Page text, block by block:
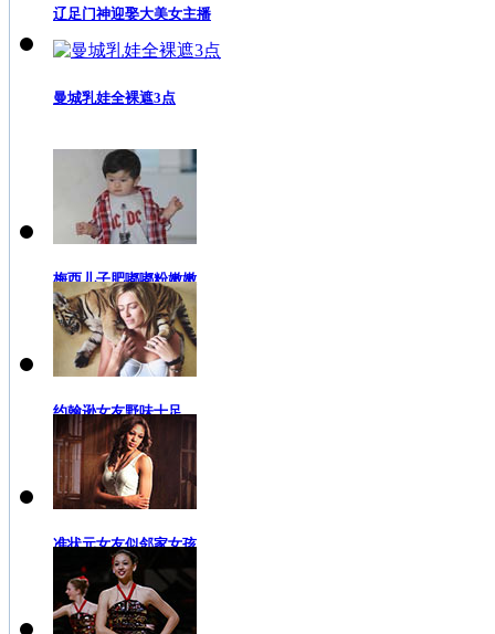
辽足门神迎娶大美女主播
曼城乳娃全裸遮3点
梅西儿子肥嘟嘟粉嫩嫩
约翰逊女友野味十足
准状元女友似邻家女孩